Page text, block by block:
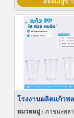
โรงงานผลิตแก้วพ
หมวดหมู่ : ภาชนะพลาสติ